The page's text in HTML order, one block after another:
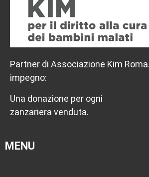
Partner di Associazione Kim
impegno:
Una donazione per ogni
zanzariera venduta.
MENU